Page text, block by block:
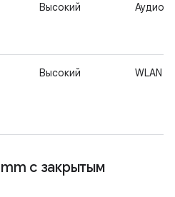
Высокий Аудио
Высокий WLAN
с закрытым